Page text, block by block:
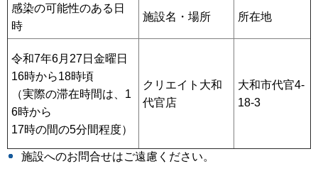
感染の可能性のある日
時
施設名・場所 所在地
令和7年6月27日金曜日
16時から18時頃
（実際の滞在時間は、1
6時から
17時の間の5分間程度）
クリエイト大和
代官店
大和市代官4-
18-3
施設へのお問合せはご遠慮ください。